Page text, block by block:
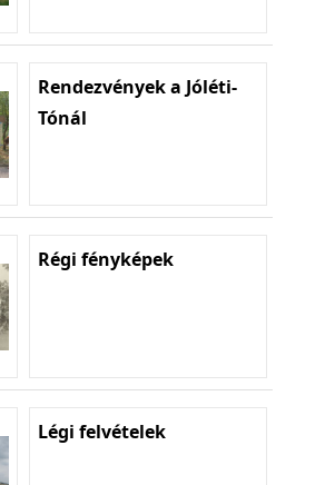
Rendezvények a Jóléti-
Tónál
Régi fényképek
Légi felvételek